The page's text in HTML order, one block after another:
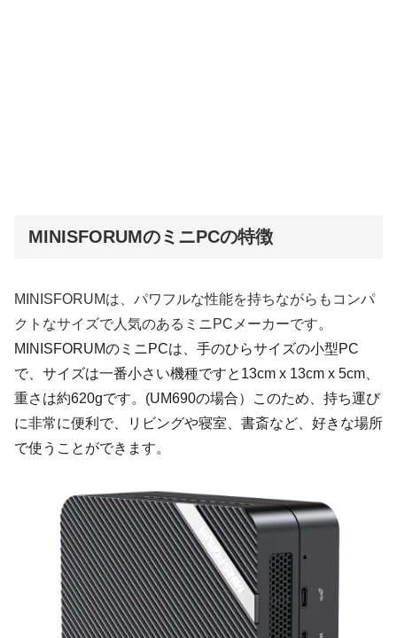
MINISFORUMのミニPCの特徴
MINISFORUMは、パワフルな性能を持ちながらもコンパ
クトなサイズで人気のあるミニPCメーカーです。
MINISFORUMのミニPCは、手のひらサイズの小型PC
で、サイズは一番小さい機種ですと13cm x 13cm x 5cm、
重さは約620gです。(UM690の場合）このため、持ち運び
に非常に便利で、リビングや寝室、書斎など、好きな場所
で使うことができます。